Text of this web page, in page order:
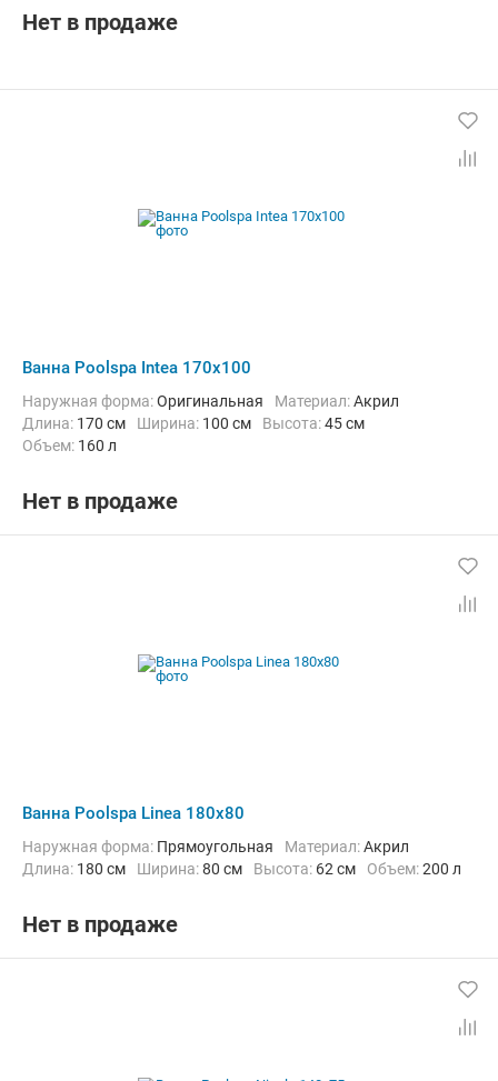
Нет в продаже
Ванна Poolspa Intea 170x100
Наружная форма:Оригинальная Материал:Акрил
Длина: 170 см Ширина: 100 см Высота:45 см
Объем: 160 л
Нет в продаже
Ванна Poolspa Linea 180x80
Наружная форма: Прямоугольная Материал:Акрил
Длина: 180 см Ширина:80 см Высота: 62 см Объем:200 л
Нет в продаже